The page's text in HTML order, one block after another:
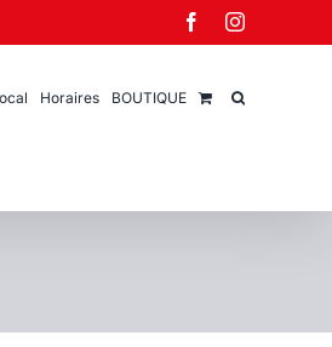
FacebookInstagram
Horaires BOUTIQUE